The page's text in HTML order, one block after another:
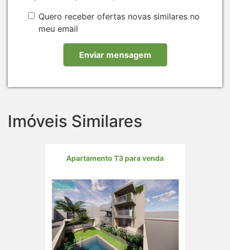
Quero receber ofertas novas similares no
meu email
Imóveis Similares
Apartamento T3 para venda